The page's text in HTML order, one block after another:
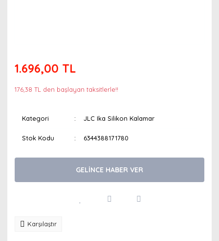
1.696,00 TL
176,38 TL den başlayan taksitlerle!!
Kategori JLC Ika Silikon Kalamar
Stok Kodu 6344388171780
GELİNCE HABER VER
Karşılaştır